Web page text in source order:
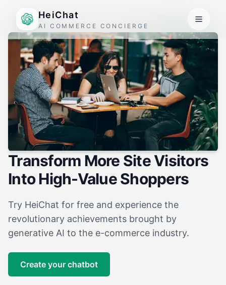
HeiChat
AI COMMERCE CONCIERGE
Transform More Site Visitors
Into High-Value Shoppers
Try HeiChat for free and experience the
revolutionary achievements brought by
generative AI to the e-commerce industry.
Create your chatbot